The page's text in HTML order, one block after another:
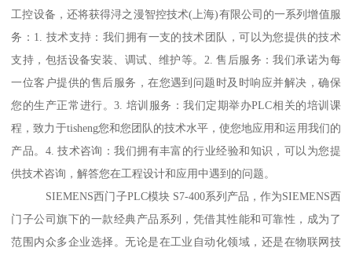
工控设备，还将获得浔之漫智控技术(上海)有限公司的一系列增值服
务：1. 技术支持：我们拥有一支的技术团队，可以为您提供的技术
支持，包括设备安装、调试、维护等。2. 售后服务：我们承诺为每
一位客户提供的售后服务，在您遇到问题时及时响应并解决，确保
您的生产正常进行。3. 培训服务：我们定期举办PLC相关的培训课
程，致力于tisheng您和您团队的技术水平，使您地应用和运用我们的
产品。4. 技术咨询：我们拥有丰富的行业经验和知识，可以为您提
供技术咨询，解答您在工程设计和应用中遇到的问题。
SIEMENS西门子PLC模块 S7-400系列产品，作为SIEMENS西
门子公司旗下的一款经典产品系列，凭借其性能和可靠性，成为了
范围内众多企业选择。无论是在工业自动化领域，还是在物联网技